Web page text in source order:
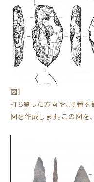
図】
打ち割った方向や、順番
図を作成します。この図を